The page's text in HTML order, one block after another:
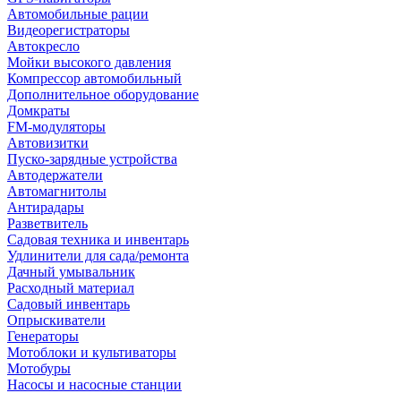
Автомобильные рации
Видеорегистраторы
Автокресло
Мойки высокого давления
Компрессор автомобильный
Дополнительное оборудование
Домкраты
FM-модуляторы
Автовизитки
Пуско-зарядные устройства
Автодержатели
Автомагнитолы
Антирадары
Разветвитель
Садовая техника и инвентарь
Удлинители для сада/ремонта
Дачный умывальник
Расходный материал
Садовый инвентарь
Опрыскиватели
Генераторы
Мотоблоки и культиваторы
Мотобуры
Насосы и насосные станции